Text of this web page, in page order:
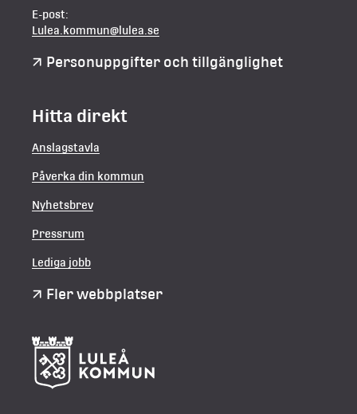
E-post:
Lulea.kommun@lulea.se
Personuppgifter och tillgänglighet
Hitta direkt
Anslagstavla
Påverka din kommun
Nyhetsbrev
Pressrum
Lediga jobb
Fler webbplatser